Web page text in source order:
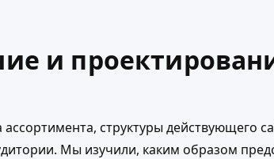
и
ассортимента, структуры действующего
Мы изучили, каким образом